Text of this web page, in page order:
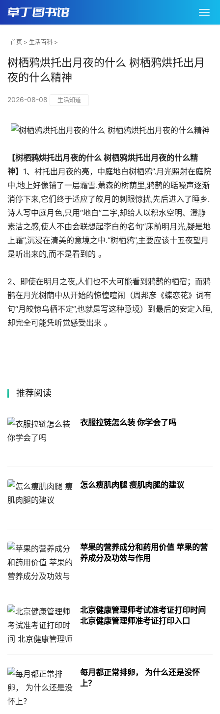
首页 > 生活百科 >
树栖鸦烘托出月夜的什么 树栖鸦烘托出月
夜的什么精神
2026-08-08 生活知道
【树栖鸦烘托出月夜的什么 树栖鸦烘托出月夜的什么精
神】 1、衬托出月夜的亮，中庭地白树栖鸦”.月光照射在庭院
中,地上好像铺了一层霜雪.萧森的树荫里,鸦鹊的聒噪声逐渐
消停下来,它们终于适应了皎月的刺眼惊扰,先后进入了睡乡.
诗人写中庭月色,只用“地白”二字,却给人以积水空明、澄静
素洁之感,使人不由会联想起李白的名句“床前明月光,疑是地
上霜”,沉浸在清美的意境之中.“树栖鸦”,主要应该十五夜望月
是听出来的,而不是看到的 。
2、即使在明月之夜,人们也不大可能看到鸦鹊的栖宿；而鸦
鹊在月光树荫中从开始的惊惶喧闹（周邦彦《蝶恋花》词有
句“月皎惊乌栖不定”,也就是写这种意境）到最后的安定入睡,
却完全可能凭听觉感受出来 。
推荐阅读
衣服拉链怎么装 你学会了吗
怎么瘦肌肉腿 瘦肌肉腿的建议
苹果的营养成分和药用价值 苹果的营
养成分及功效与作用
北京健康管理师考试准考证打印时间
北京健康管理师准考证打印入口
每月都正常排卵， 为什么还是没怀
上？